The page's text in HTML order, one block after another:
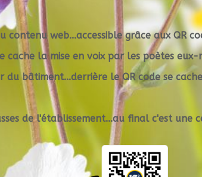
contenu web...accessiblegrâce aux QR
cache la mise en voix par les poètes eux-
bâtiment...derrière le QR code se
de l'établissement...au final c'est une